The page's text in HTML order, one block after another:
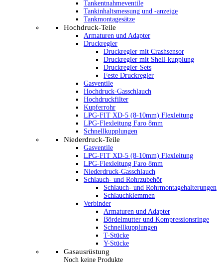
Tankentnahmeventile
Tankinhaltsmessung und -anzeige
Tankmontagesätze
Hochdruck-Teile
Armaturen und Adapter
Druckregler
Druckregler mit Crashsensor
Druckregler mit Shell-kupplung
Druckregler-Sets
Feste Druckregler
Gasventile
Hochdruck-Gasschlauch
Hochdruckfilter
Kupferrohr
LPG-FIT XD-5 (8-10mm) Flexleitung
LPG-Flexleitung Faro 8mm
Schnellkupplungen
Niederdruck-Teile
Gasventile
LPG-FIT XD-5 (8-10mm) Flexleitung
LPG-Flexleitung Faro 8mm
Niederdruck-Gasschlauch
Schlauch- und Rohrzubehör
Schlauch- und Rohrmontagehalterungen
Schlauchklemmen
Verbinder
Armaturen und Adapter
Bördelmutter und Kompressionsringe
Schnellkupplungen
T-Stücke
Y-Stücke
Gasausrüstung
Noch keine Produkte